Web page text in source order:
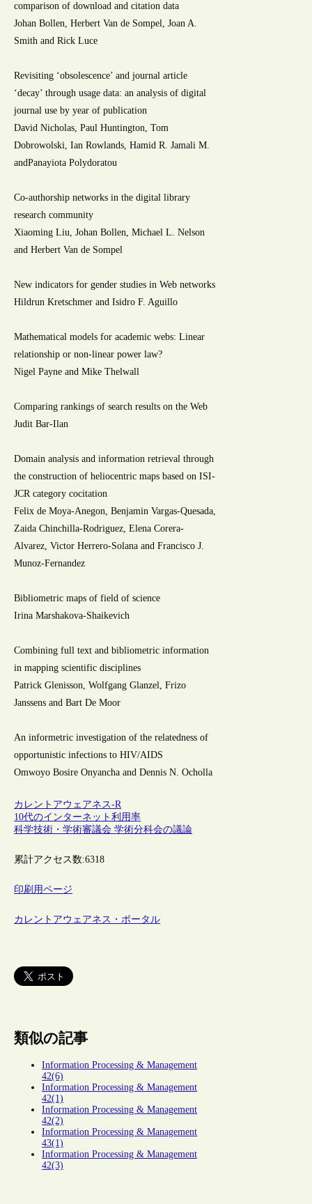
comparison of download and citation data
Johan Bollen, Herbert Van de Sompel, Joan A.
Smith and Rick Luce
Revisiting ‘obsolescence’ and journal article
‘decay’ through usage data: an analysis of digital
journal use by year of publication
David Nicholas, Paul Huntington, Tom
Dobrowolski, Ian Rowlands, Hamid R. Jamali M.
andPanayiota Polydoratou
Co-authorship networks in the digital library
research community
Xiaoming Liu, Johan Bollen, Michael L. Nelson
and Herbert Van de Sompel
New indicators for gender studies in Web networks
Hildrun Kretschmer and Isidro F. Aguillo
Mathematical models for academic webs: Linear
relationship or non-linear power law?
Nigel Payne and Mike Thelwall
Comparing rankings of search results on the Web
Judit Bar-Ilan
Domain analysis and information retrieval through
the construction of heliocentric maps based on ISI-
JCR category cocitation
Felix de Moya-Anegon, Benjamin Vargas-Quesada,
Zaida Chinchilla-Rodriguez, Elena Corera-
Alvarez, Victor Herrero-Solana and Francisco J.
Munoz-Fernandez
Bibliometric maps of field of science
Irina Marshakova-Shaikevich
Combining full text and bibliometric information
in mapping scientific disciplines
Patrick Glenisson, Wolfgang Glanzel, Frizo
Janssens and Bart De Moor
An informetric investigation of the relatedness of
opportunistic infections to HIV/AIDS
Omwoyo Bosire Onyancha and Dennis N. Ocholla
カレントアウェアネス-R
10代のインターネット利用率
科学技術・学術審議会 学術分科会の議論
累計アクセス数:6318
印刷用ページ
カレントアウェアネス・ポータル
類似の記事
Information Processing & Management
42(6)
Information Processing & Management
42(1)
Information Processing & Management
42(2)
Information Processing & Management
43(1)
Information Processing & Management
42(3)